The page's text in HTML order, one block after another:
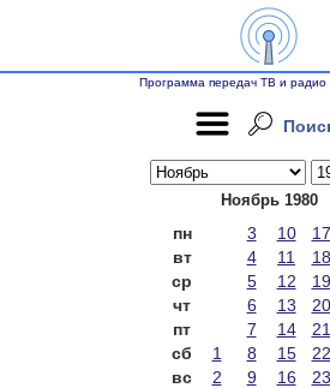
Программа передач ТВ и радио
Ноябрь 1980
пн 3 10 17
вт
4 11 18
ср
5 12 19
чт
6 13 20
пт
7 14 21
сб
1 8 15 22
вс
2 9 16 23